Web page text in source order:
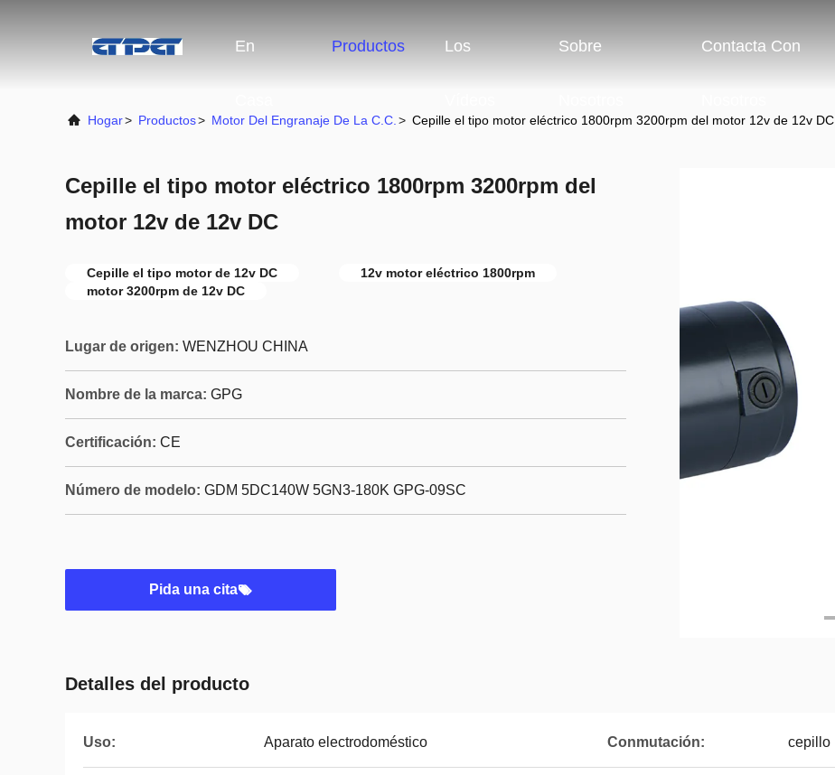
En Productos Los Sobre Contacta Con
Hogar> Productos> Motor Del Engranaje De La C.C. > Cepille el tipo motor eléctrico 1800rpm 3200rpm del motor 12v de 12v DC
Cepille el tipo motor eléctrico 1800rpm 3200rpm del
motor 12v de 12v DC
Cepille el tipo motor de 12v DC
12v motor eléctrico 1800rpm
motor 3200rpm de 12v DC
Lugar de origen: WENZHOU CHINA
Nombre de la marca: GPG
Certificación: CE
Número de modelo: GDM 5DC140W 5GN3-180K GPG-09SC
Pida una cita
Detalles del producto
Uso: Aparato electrodoméstico Conmutación: cepillo